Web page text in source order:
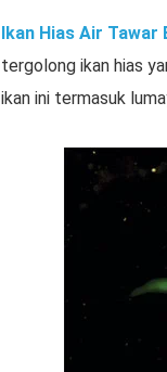
Ikan Hias Air Tawar
tergolong ikan hias
ikan ini termasuk